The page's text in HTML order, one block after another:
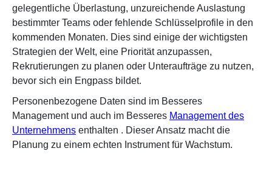
gelegentliche Überlastung, unzureichende Auslastung
bestimmter Teams oder fehlende Schlüsselprofile in den
kommenden Monaten. Dies sind einige der wichtigsten
Strategien der Welt, eine Priorität anzupassen,
Rekrutierungen zu planen oder Unteraufträge zu nutzen,
bevor sich ein Engpass bildet.
Personenbezogene Daten sind im Besseres
Management und auch im Besseres Management des
Unternehmens enthalten . Dieser Ansatz macht die
Planung zu einem echten Instrument für Wachstum.